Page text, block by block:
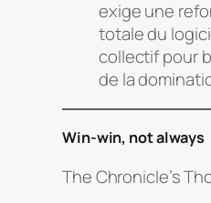
exige une
totale du
collectif pour
de la
Win-win, not always
The Chronicle’s